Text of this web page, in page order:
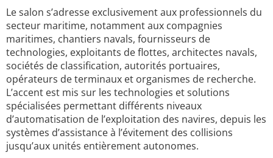
Le salon s’adresse exclusivement aux professionnels du
secteur maritime, notamment aux compagnies
maritimes, chantiers navals, fournisseurs de
technologies, exploitants de flottes, architectes navals,
sociétés de classification, autorités portuaires,
opérateurs de terminaux et organismes de recherche.
L’accent est mis sur les technologies et solutions
spécialisées permettant différents niveaux
d’automatisation de l’exploitation des navires, depuis les
systèmes d’assistance à l’évitement des collisions
jusqu’aux unités entièrement autonomes.